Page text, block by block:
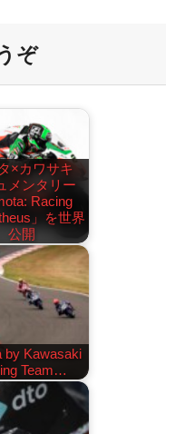
ぞ
タ×カワサキ
メンタリー
Racing
」を世界
公開
by Kawasaki
Team…